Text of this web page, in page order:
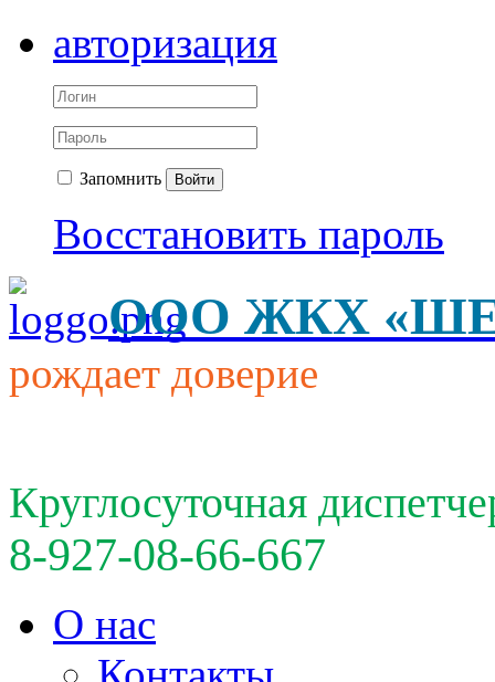
авторизация
Запомнить Войти
Восстановить пароль
ООО ЖКХ
рождает доверие
Круглосуточная
8-927-08-66-667
О нас